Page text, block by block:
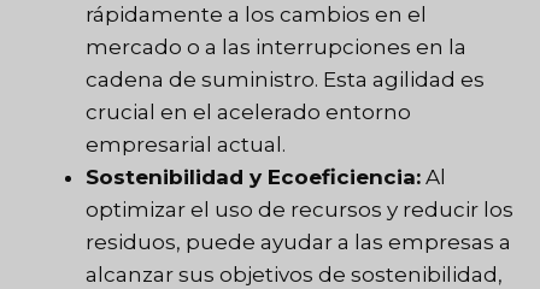
rápidamente a los cambios en el
mercado o a las interrupciones en la
cadena de suministro. Esta agilidad es
crucial en el acelerado entorno
empresarial actual.
Sostenibilidad y Ecoeficiencia: Al
optimizar el uso de recursos y reducir los
residuos, puede ayudar a las empresas a
alcanzar sus objetivos de sostenibilidad,